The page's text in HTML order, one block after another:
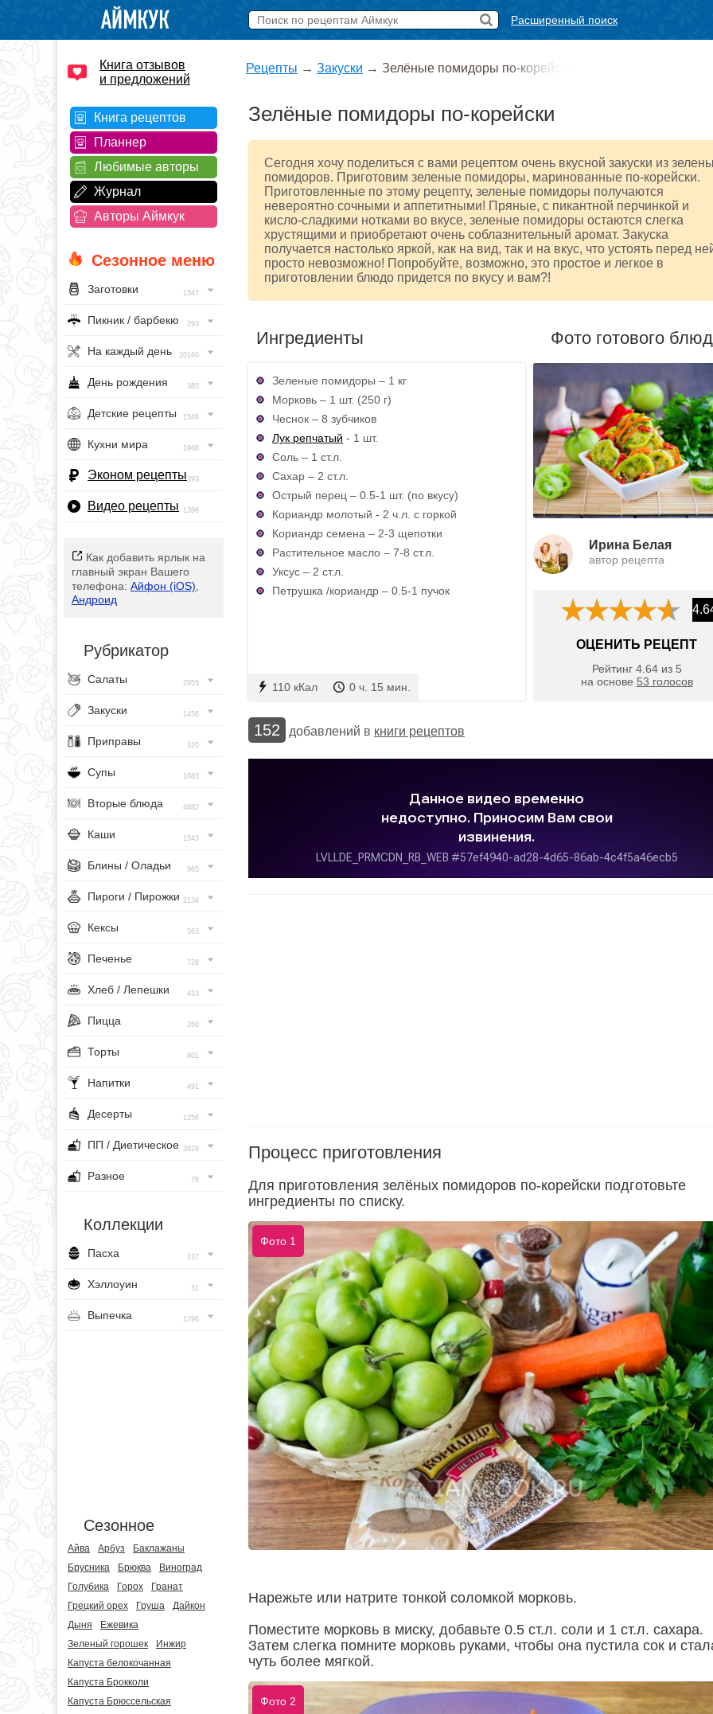
Расширенный поиск
Книга отзывов
и предложений
Книга рецептов
Планнер
Любимые авторы
Журнал
Авторы Аймкук
Сезонное меню
Заготовки 1347
Пикник / барбекю 293
На каждый день 20160
День рождения 385
Детские рецепты 1548
Кухни мира 1968
Эконом рецепты393
Видео рецепты 1396
Как добавить ярлык на
главный экран Вашего
телефона: Айфон (iOS)
Андроид
Рубрикатор
Салаты 2955
Закуски 1456
Приправы 320
Супы 1083
Вторые блюда 4682
Каши 1543
Блины / Оладьи 965
Пироги / Пирожки 2134
Кексы 563
Печенье 728
Хлеб / Лепешки 433
Пицца 260
Торты 801
Напитки 491
Десерты 1256
ПП / Диетическое 3929
Разное 76
Коллекции
Пасха 237
Хэллоуин 31
Выпечка 1296
Сезонное
Айва Арбуз
Баклажаны
Брусника
Брюква
Виноград
Голубика
Горох
Гранат
Грецкий орех
Груша
Дайкон
Дыня
Ежевика
Зеленый горошек
Инжир
Капуста белокочанная
Капуста Брокколи
Капуста Брюссельская
Рецепты → Закуски → Зелёные помидоры по-корейски
Зелёные помидоры по-корейски
Сегодня хочу поделиться с вами рецептом очень вкусной закуски из
помидоров. Приготовим зеленые помидоры, маринованные по-корейски.
Приготовленные по этому рецепту, зеленые помидоры получаются
невероятно сочными и аппетитными! Пряные, с пикантной перчинкой и
кисло-сладкими нотками во вкусе, зеленые помидоры остаются слегка
хрустящими и приобретают очень соблазнительный аромат. Закуска
получается настолько яркой, как на вид, так и на вкус, что устоять перед
просто невозможно! Попробуйте, возможно, это простое и легкое в
приготовлении блюдо придется по вкусу и вам?!
Ингредиенты
Зеленые помидоры – 1 кг
Морковь – 1 шт. (250 г)
Чеснок – 8 зубчиков
Лук репчатый - 1 шт.
Соль – 1 ст.л.
Сахар – 2 ст.л.
Острый перец – 0.5-1 шт. (по вкусу)
Кориандр молотый - 2 ч.л. с горкой
Кориандр семена – 2-3 щепотки
Растительное масло – 7-8 ст.л.
Уксус – 2 ст.л.
Петрушка /кориандр – 0.5-1 пучок
110 кКал 0 ч. 15 мин.
Фото готового
Ирина Белая
автор рецепта
ОЦЕНИТЬ РЕЦЕПТ
Рейтинг 4.64из 5
на основе 53 голосов
152 добавлений в книги рецептов
Процесс приготовления
Для приготовления зелёных помидоров по-корейски подготовьте
ингредиенты по списку.
Фото 1
Нарежьте или натрите тонкой соломкой морковь.
Поместите морковь в миску, добавьте 0.5 ст.л. соли и 1 ст.л. сахара.
Затем слегка помните морковь руками, чтобы она пустила сок и
чуть более мягкой.
Фото 2